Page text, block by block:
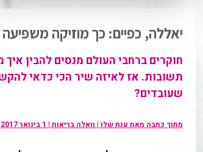
יאללה, כפיים: כך מוזיקה
חוקרים ברחבי העולם מנסים להבין
תשובות. אז לאיזה שיר הכי כדאי
שעובדים?
מתוך כתבה מאת ענת שלו | וואלה בריאות | 1 בינואר 2017